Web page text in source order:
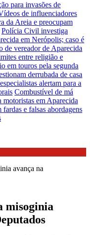
para invasões de
de influenciadores
da Areia e preocupam
Polícia Civil investiga
em Nerópolis; caso é
de vereador de Aparecida
entre religião e
em touros pela segunda
derrubada de casa
alertam para a
Combustível de má
motoristas em Aparecida
e falsas abordagens
misoginia